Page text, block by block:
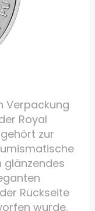
Verpackung
Royal
zur
glänzendes
Rückseite
wurde.